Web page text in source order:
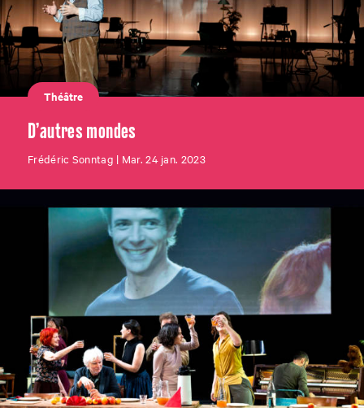
Théâtre
D’autres mondes
Frédéric Sonntag | Mar. 24 jan. 2023